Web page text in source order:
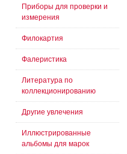
Приборы для проверки и
измерения
Филокартия
Фалеристика
Литература по
коллекционированию
Другие увлечения
Иллюстрированные
альбомы для марок